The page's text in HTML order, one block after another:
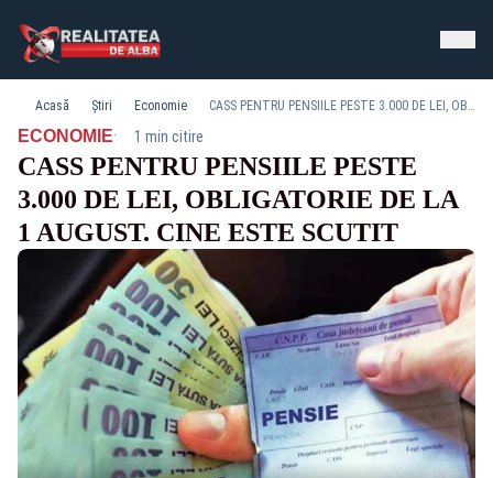
Acasă Știri Economie CASS PENTRU PENSIILE PESTE 3.000 DE LEI, OBLIGATORIE DE LA 1 AUGUST. CINE ESTE SCUTIT
ECONOMIE· 1 min citire
CASS PENTRU PENSIILE PESTE
3.000 DE LEI, OBLIGATORIE DE LA
1 AUGUST. CINE ESTE SCUTIT